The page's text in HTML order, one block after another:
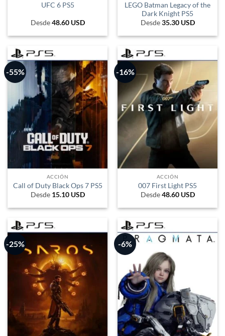
UFC 6 PS5
Desde48.60 USD
LEGO Batman Legacy of the
Dark Knight PS5
Desde35.30 USD
-55%
ACCIÓN
Call of Duty Black Ops 7 PS5
Desde 15.10 USD
-16%
ACCIÓN
007 First Light PS5
Desde48.60 USD
-25% -6%